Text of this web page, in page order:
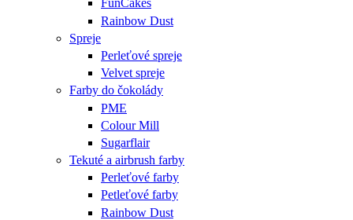
FunCakes
Rainbow Dust
Spreje
Perleťové spreje
Velvet spreje
Farby do čokolády
PME
Colour Mill
Sugarflair
Tekuté a airbrush farby
Perleťové farby
Petleťové farby
Rainbow Dust